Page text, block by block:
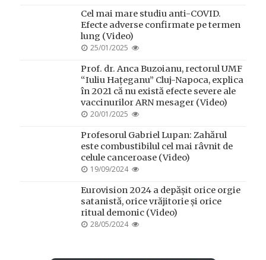
Cel mai mare studiu anti-COVID.
Efecte adverse confirmate pe termen
lung (Video)
POSTED
25/01/2025
Prof. dr. Anca Buzoianu, rectorul UMF
“Iuliu Hațeganu” Cluj-Napoca, explica
în 2021 că nu există efecte severe ale
vaccinurilor ARN mesager (Video)
POSTED
20/01/2025
Profesorul Gabriel Lupan: Zahărul
este combustibilul cel mai râvnit de
celule canceroase (Video)
POSTED
19/09/2024
Eurovision 2024 a depășit orice orgie
satanistă, orice vrăjitorie și orice
ritual demonic (Video)
POSTED
28/05/2024